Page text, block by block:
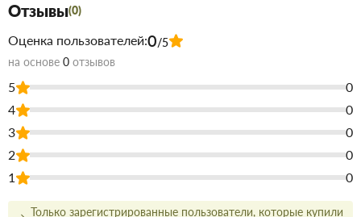
широким ассортиментом.
Чтобы не запутаться в том, что вам наиболее подходит по
цене и качеству, всегда можно позвонить и
проконсультироваться со знающим, опытным менеджером.
вовремя и точно по указанному адресу.
Действует гибкая система скидок, надо лишь учитывать, что
действовать при покупке двух и более товаров.
Купить Профиль угловой ПВХ
наружный для плитки 9мм
Отзывы(0)
Оценка пользователей:0/5
на основе 0 отзывов
5
0
4
0
3
0
2
0
1
0
Только зарегистрированные пользователи, которые купили